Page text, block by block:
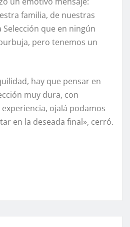
familia, de nuestras
Selección que en ningún
pero tenemos un
hay que pensar en
muy dura, con
ojalá podamos
en la deseada final», cerró.